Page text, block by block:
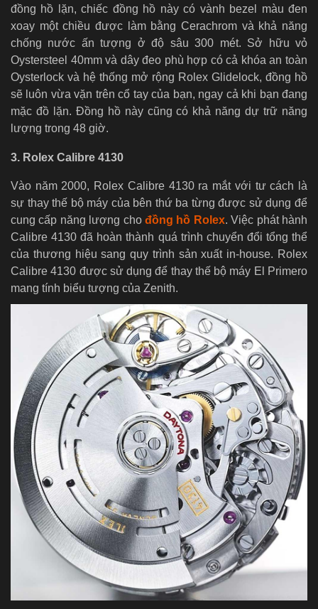
đồng hồ lặn, chiếc đồng hồ này có vành bezel màu đen
xoay một chiều được làm bằng Cerachrom và khả năng
chống nước ấn tượng ở độ sâu 300 mét. Sở hữu vỏ
Oystersteel 40mm và dây đeo phù hợp có cả khóa an toàn
Oysterlock và hệ thống mở rộng Rolex Glidelock, đồng hồ
sẽ luôn vừa vặn trên cổ tay của bạn, ngay cả khi bạn đang
mặc đồ lặn. Đồng hồ này cũng có khả năng dự trữ năng
lượng trong 48 giờ.
3. Rolex Calibre 4130
Vào năm 2000, Rolex Calibre 4130 ra mắt với tư cách là
sự thay thế bộ máy của bên thứ ba từng được sử dụng để
cung cấp năng lượng cho đồng hồ Rolex. Việc phát hành
Calibre 4130 đã hoàn thành quá trình chuyển đổi tổng thể
của thương hiệu sang quy trình sản xuất in-house. Rolex
Calibre 4130 được sử dụng để thay thế bộ máy El Primero
mang tính biểu tượng của Zenith.